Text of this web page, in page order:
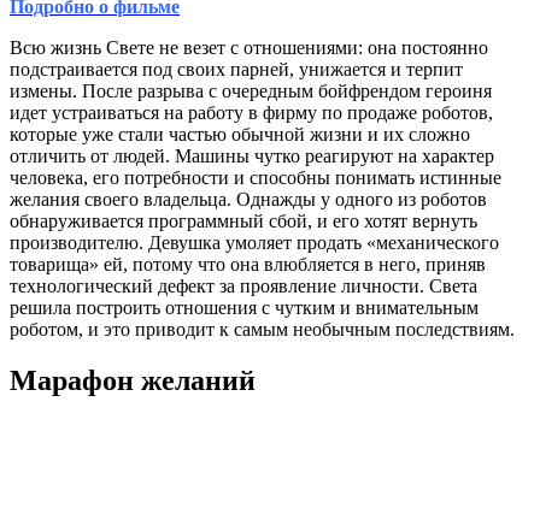
Подробно о фильме
Всю жизнь Свете не везет с отношениями: она постоянно
подстраивается под своих парней, унижается и терпит
измены. После разрыва с очередным бойфрендом героиня
идет устраиваться на работу в фирму по продаже роботов,
которые уже стали частью обычной жизни и их сложно
отличить от людей. Машины чутко реагируют на характер
человека, его потребности и способны понимать истинные
желания своего владельца. Однажды у одного из роботов
обнаруживается программный сбой, и его хотят вернуть
производителю. Девушка умоляет продать «механического
товарища» ей, потому что она влюбляется в него, приняв
технологический дефект за проявление личности. Света
решила построить отношения с чутким и внимательным
роботом, и это приводит к самым необычным последствиям.
Марафон желаний